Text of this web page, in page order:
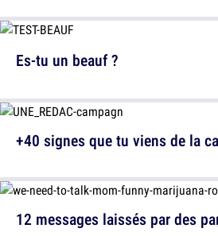
12 messages laissés par des
Es-tu un beauf ?
+40 signes que tu viens de la